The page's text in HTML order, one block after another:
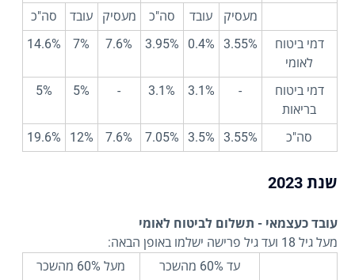
מעסיק
עובד סה"כ מעסיק עובד
סה"כ
דמי ביטוח
לאומי
3.55%
0.4%
3.95%
7.6%
7%
14.6%
דמי ביטוח
בריאות
-
3.1%
3.1%
-
5%
5%
סה"כ 3.55%
3.5%
7.05%
7.6%
12%
19.6%
שנת 2023
עובד כעצמאי - תשלום לביטוח לאומי
מעל גיל 18 ועד גיל פרישה ישלמו באופן הבאה:
עד 60% מהשכר
מעל 60% מהשכר